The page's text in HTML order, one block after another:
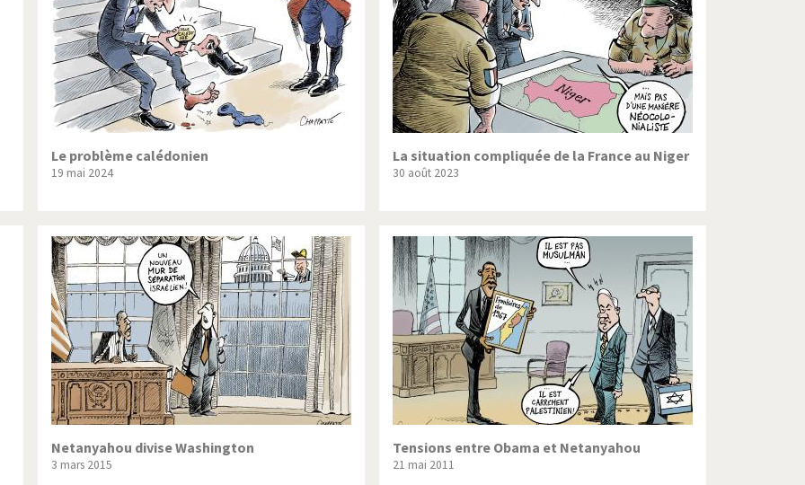
Trump II Un monde de foot
Le problème calédonien
19 mai 2024
La situation compliquée de la France au Niger
30 août 2023
Netanyahou divise Washington
3 mars 2015
Tensions entre Obama et Netanyahou
21 mai 2011